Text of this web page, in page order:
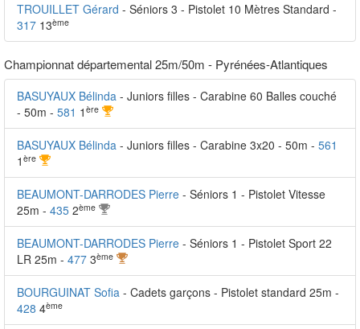
TROUILLET Gérard - Séniors 3 - Pistolet 10 Mètres Standard -
317 13ème
Championnat départemental 25m/50m - Pyrénées-Atlantiques
BASUYAUX Bélinda - Juniors filles - Carabine 60 Balles couché
- 50m - 581 1 ère
BASUYAUX Bélinda - Juniors filles - Carabine 3x20 - 50m - 561
1 ère
BEAUMONT-DARRODES Pierre - Séniors 1 - Pistolet Vitesse
25m - 435 2ème
BEAUMONT-DARRODES Pierre - Séniors 1 - Pistolet Sport 22
LR 25m - 477 3ème
BOURGUINAT Sofia - Cadets garçons - Pistolet standard 25m -
428 4ème